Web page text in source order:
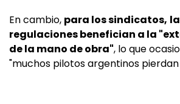
En cambio, para los sindicatos,
regulaciones benefician a la
de la mano de obra", lo que
"muchos pilotos argentinos pierdan